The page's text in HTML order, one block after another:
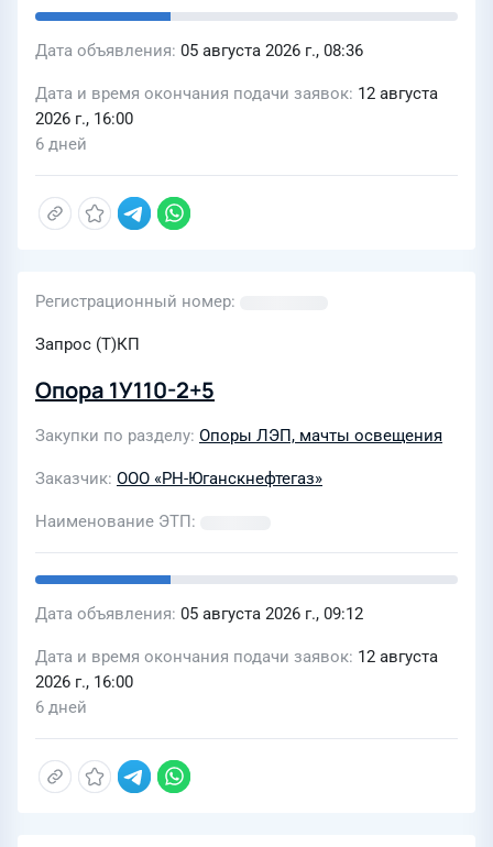
Дата объявления 05 августа 2026 г., 08:36
Дата и время окончания подачи заявок 12 августа
2026 г., 16:00
6 дней
Регистрационный номер
Запрос (Т)КП
Опора 1У110-2+5
Закупки по разделу Опоры ЛЭП, мачты освещения
Заказчик ООО «РН-Юганскнефтегаз»
Наименование ЭТП
Дата объявления 05 августа 2026 г., 09:12
Дата и время окончания подачи заявок 12 августа
2026 г., 16:00
6 дней